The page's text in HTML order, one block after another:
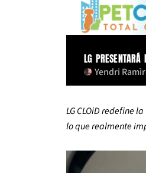
LG
Yendri
LG CLOiD redefine
lo que realmente